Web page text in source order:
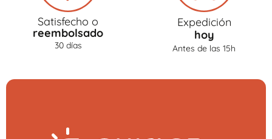
Satisfecho o
reembolsado
30 días
Expedición
hoy
Antes de las 15h